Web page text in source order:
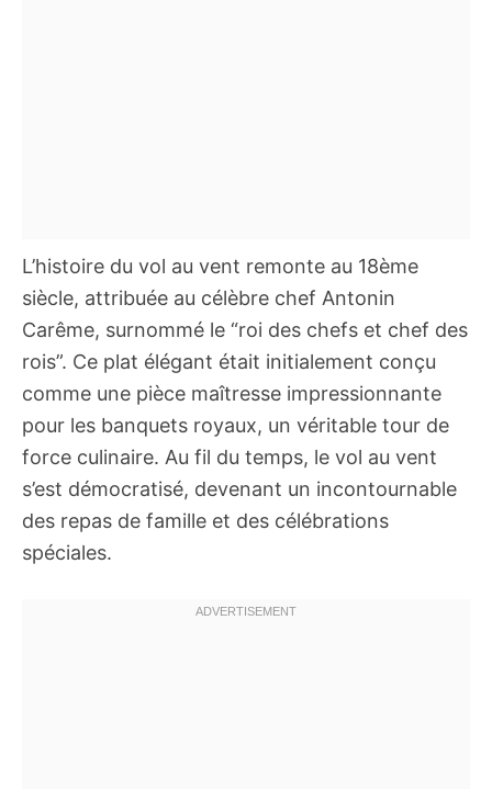
L’histoire du vol au vent remonte au 18ème
siècle, attribuée au célèbre chef Antonin
Carême, surnommé le “roi des chefs et chef des
rois”. Ce plat élégant était initialement conçu
comme une pièce maîtresse impressionnante
pour les banquets royaux, un véritable tour de
force culinaire. Au fil du temps, le vol au vent
s’est démocratisé, devenant un incontournable
des repas de famille et des célébrations
spéciales.